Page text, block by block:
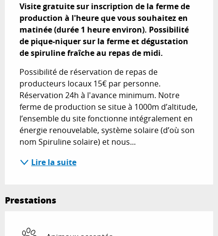
Visite gratuite sur inscription de la ferme de
production à l'heure que vous souhaitez en
matinée (durée 1 heure environ). Possibilité
de pique-niquer sur la ferme et dégustation
de spiruline fraîche au repas de midi.
Possibilité de réservation de repas de
producteurs locaux 15€ par personne.
Réservation 24h à l'avance minimum. Notre
ferme de production se situe à 1000m d’altitude,
l’ensemble du site fonctionne intégralement en
énergie renouvelable, système solaire (d’où son
nom Spiruline solaire) et nous...
Lire la suite
Prestations